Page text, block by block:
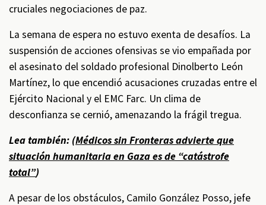
cruciales negociaciones de paz.
La semana de espera no estuvo exenta de desafíos. La
suspensión de acciones ofensivas se vio empañada por
el asesinato del soldado profesional Dinolberto León
Martínez, lo que encendió acusaciones cruzadas entre el
Ejército Nacional y el EMC Farc. Un clima de
desconfianza se cernió, amenazando la frágil tregua.
Lea también: (Médicos sin Fronteras advierte que
situación humanitaria en Gaza es de “catástrofe
total”)
A pesar de los obstáculos, Camilo González Posso, jefe